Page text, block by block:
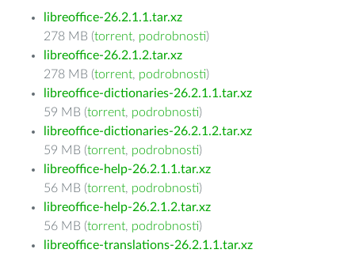
libreoffice-26.2.1.1.tar.xz
278 MB (torrent, podrobnosti)
libreoffice-26.2.1.2.tar.xz
278 MB (torrent, podrobnosti)
libreoffice-dictionaries-26.2.1.1.tar.xz
59 MB (torrent, podrobnosti)
libreoffice-dictionaries-26.2.1.2.tar.xz
59 MB (torrent, podrobnosti)
libreoffice-help-26.2.1.1.tar.xz
56 MB (torrent, podrobnosti)
libreoffice-help-26.2.1.2.tar.xz
56 MB (torrent, podrobnosti)
libreoffice-translations-26.2.1.1.tar.xz